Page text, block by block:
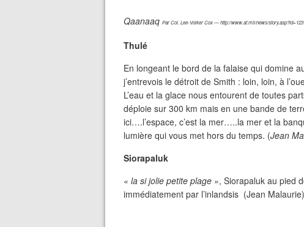
Qaanaaq Par Col. Lee-Volker Cox — http://www.af.mil/news/
Thulé
En longeant le bord de la falaise qui domine
j’entrevois le détroit de Smith : loin, loin, à
L’eau et la glace nous entourent de toutes
déploie sur 300 km mais en une bande de
ici….l’espace, c’est la mer…..la mer et la
lumière qui vous met hors du temps. (Jean
Siorapaluk
« la si jolie petite plage », Siorapaluk au pied
immédiatement par l’inlandsis (Jean Malaurie)